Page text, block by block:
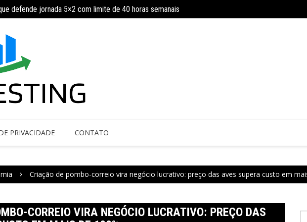
defende jornada 5×2 com limite de 40 horas semanais INSS amplia temporariamente
PRIVACIDADE CONTATO
Criação de pombo-correio vira negócio lucrativo: preço das aves supera custo em
CORREIO VIRA NEGÓCIO LUCRATIVO: PREÇO DAS